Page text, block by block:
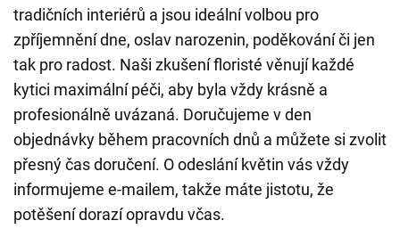
tradičních interiérů a jsou ideální volbou pro
zpříjemnění dne, oslav narozenin, poděkování či jen
tak pro radost. Naši zkušení floristé věnují každé
kytici maximální péči, aby byla vždy krásně a
profesionálně uvázaná. Doručujeme v den
objednávky během pracovních dnů a můžete si zvolit
přesný čas doručení. O odeslání květin vás vždy
informujeme e-mailem, takže máte jistotu, že
potěšení dorazí opravdu včas.